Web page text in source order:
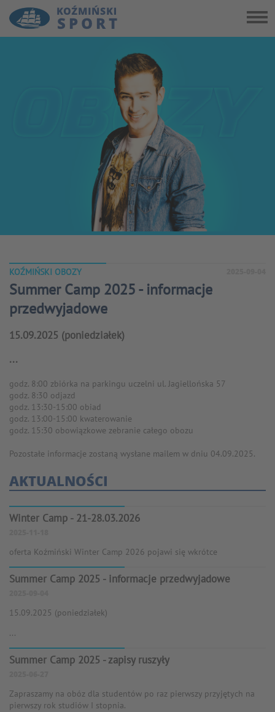
KOŹMIŃSKI OBOZY
Summer Camp 2025 - informacje
przedwyjadowe
15.09.2025 (poniedziałek)
...
godz. 8:00 zbiórka na parkingu uczelni ul. Jagiellońska 57
godz. 8:30 odjazd
godz. 13:30-15:00 obiad
godz. 13:00-15:00 kwaterowanie
godz. 15:30 obowiązkowe zebranie całego obozu
Pozostałe informacje zostaną wysłane mailem w dniu 04.09.2025.
AKTUALNOŚCI
Winter Camp - 21-28.03.2026
oferta Koźmiński Winter Camp 2026 pojawi się wkrótce
Summer Camp 2025 - informacje przedwyjadowe
15.09.2025 (poniedziałek)
...
Summer Camp 2025 - zapisy ruszyły
Zapraszamy na obóz dla studentów po raz pierwszy przyjętych na
pierwszy rok studiów I stopnia.